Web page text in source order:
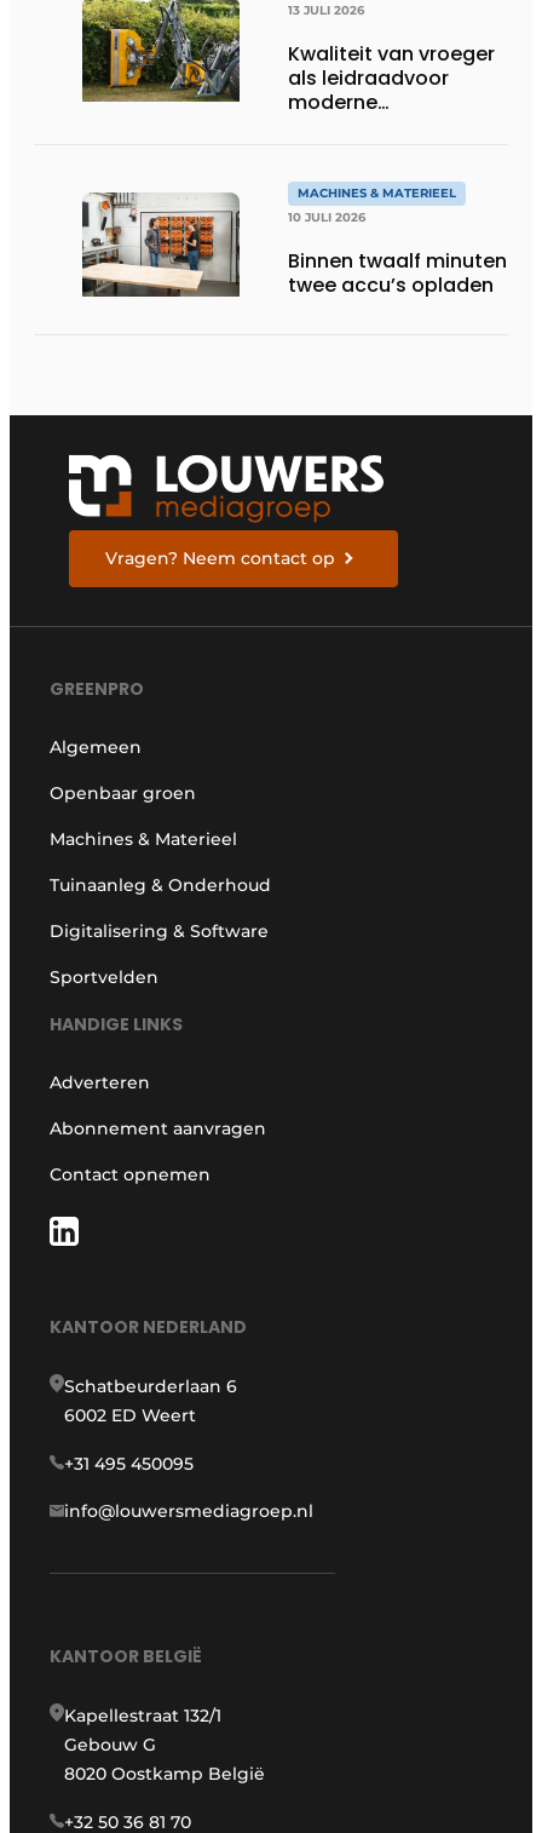
13 JULI 2026
Kwaliteit van vroeger
als leidraadvoor
moderne
MACHINES & MATERIEEL
10 JULI 2026
Binnen twaalf minuten
twee accu’s opladen
Vragen? Neem contact op
GREENPRO
Algemeen
Openbaar groen
Machines & Materieel
Tuinaanleg & Onderhoud
Digitalisering & Software
Sportvelden
HANDIGE LINKS
Adverteren
Abonnement aanvragen
Contact opnemen
KANTOOR NEDERLAND
Schatbeurderlaan 6
6002 ED Weert
+31 495 450095
info@louwersmediagroep.nl
KANTOOR BELGIË
Kapellestraat 132/1
Gebouw G
8020 Oostkamp België
+32 50 36 81 70